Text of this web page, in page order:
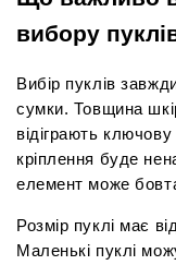
вибору
Вибір пуклів
сумки. Товщина
відіграють
кріплення буде
елемент може
Розмір пуклі має
Маленькі пуклі